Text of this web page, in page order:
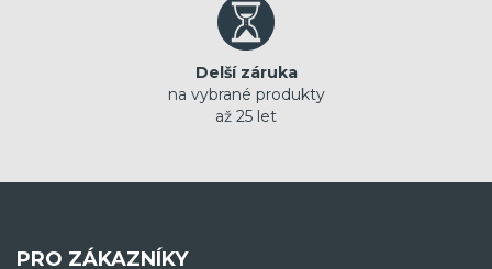
Delší záruka
na vybrané produkty
až 25 let
PRO ZÁKAZNÍKY